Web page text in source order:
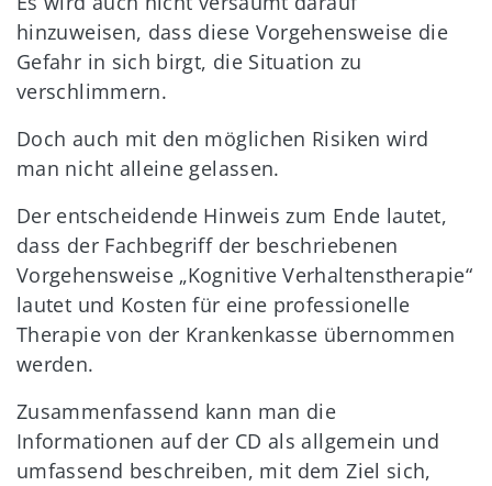
hinzuweisen, dass diese Vorgehensweise die
Gefahr in sich birgt, die Situation zu
verschlimmern.
Doch auch mit den möglichen Risiken wird
man nicht alleine gelassen.
Der entscheidende Hinweis zum Ende lautet,
dass der Fachbegriff der beschriebenen
Vorgehensweise „Kognitive Verhaltenstherapie“
lautet und Kosten für eine professionelle
Therapie von der Krankenkasse übernommen
werden.
Zusammenfassend kann man die
Informationen auf der CD als allgemein und
umfassend beschreiben, mit dem Ziel sich,